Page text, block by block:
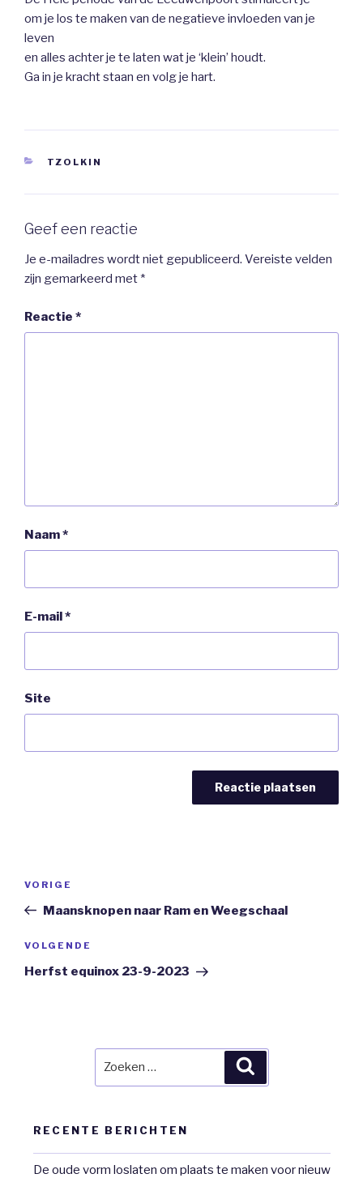
om je los te maken van de negatieve invloeden van je
leven
en alles achter je te laten wat je ‘klein’ houdt.
Ga in je kracht staan en volg je hart.
CATEGORIEËN
TZOLKIN
Geef een reactie
Je e-mailadres wordt niet gepubliceerd. Vereiste velden
zijn gemarkeerd met *
Reactie *
Naam*
E-mail*
Site
Vorig
bericht
VORIGE
Maansknopen naar Ram en Weegschaal
Volgend
Bericht
VOLGENDE
Herfst equinox 23-9-2023
RECENTE BERICHTEN
De oude vorm loslaten om plaats te maken voor nieuw